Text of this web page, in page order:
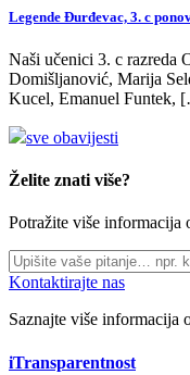
Legende Đurđevac, 3. c
Naši učenici 3. c razreda
Domišljanović, Marija
Kucel, Emanuel Funtek,
sve obavijesti
Želite znati više?
Potražite više informacija
Kontaktirajte nas
Saznajte više informacija
iTransparentnost